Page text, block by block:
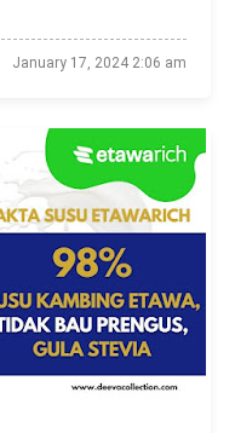
January 17, 2024 2:06 am